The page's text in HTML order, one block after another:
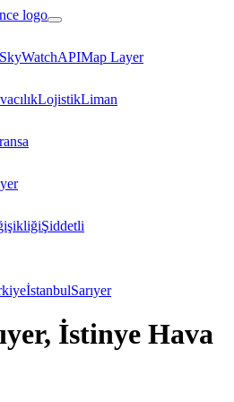
SkyWatchAPIMap Layer
LojistikLiman
Şiddetli
İstanbulSarıyer
İstinye Hava